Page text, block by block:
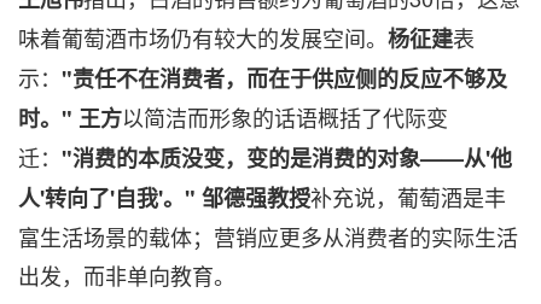
味着葡萄酒市场仍有较大的发展空间。 杨征建表
示： "责任不在消费者，而在于供应侧的反应不够及
时。 " 王方以简洁而形象的话语概括了代际变
迁： "消费的本质没变，变的是消费的对象——从'他
人'转向了'自我'。 " 邹德强教授补充说，葡萄酒是丰
富生活场景的载体；营销应更多从消费者的实际生活
出发，而非单向教育。